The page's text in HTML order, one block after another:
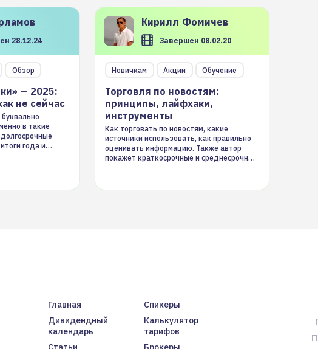
28.12.24
Обзор
— 2025:
не сейчас
в такие
года и
Кирилл Фомичев
Завершен 08.02.20
Новичкам Акции Обучение
Торговля по новостям:
принципы, лайфхаки,
инструменты
Как торговать по новостям, какие
источники использовать, как правильно
оценивать информацию. Также автор
покажет краткосрочные и среднесрочные
Главная
Спикеры
Дивидендный
календарь
Калькулятор
тарифов